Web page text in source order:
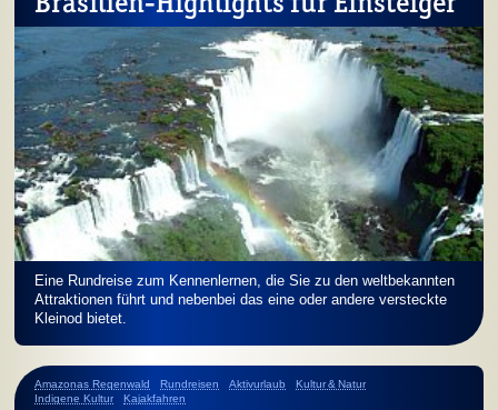
Eine Rundreise zum Kennenlernen, die Sie zu den weltbekannten
Attraktionen führt und nebenbei das eine oder andere versteckte
Kleinod bietet.
Amazonas Regenwald Rundreisen Aktivurlaub
Kultur & Natur
Indigene Kultur
Kajakfahren